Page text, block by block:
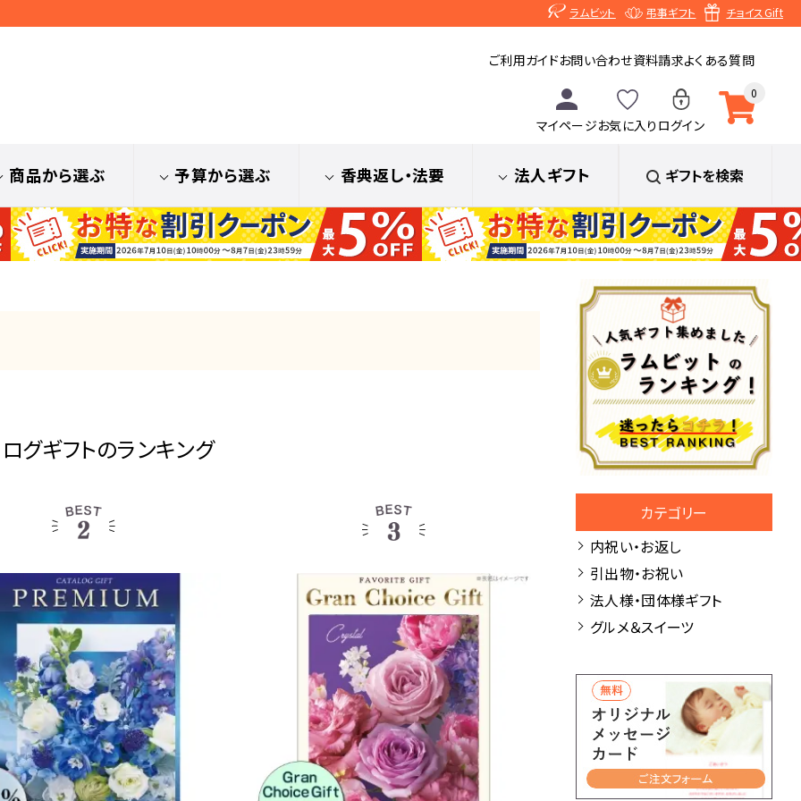
ラムビット 弔事ギフト チョイスGift
0
ご利用ガイドお問い合わせ資料請求よくある質問
マイページお気に入り ログイン
商品から選ぶ 予算から選ぶ 香典返し・法要 法人ギフト ギフトを検索
グギフトのランキング
カテゴリー
内祝い・お返し
引出物・お祝い
法人様・団体様ギフト
グルメ＆スイーツ